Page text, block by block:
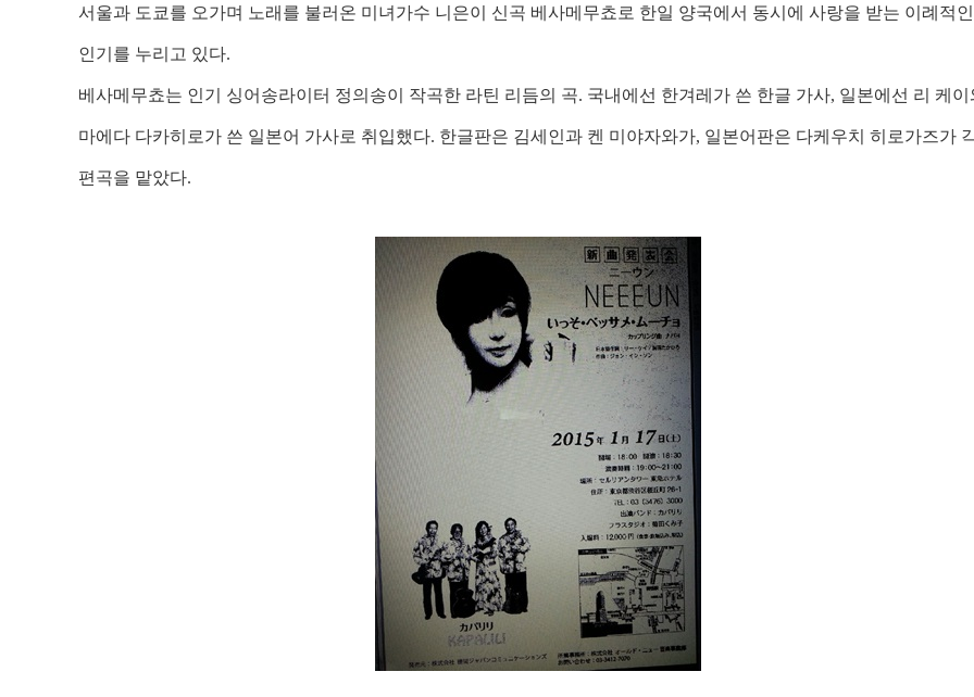
서울과 도쿄를 오가며 노래를 불러온 미녀가수 니은이 신곡 베사메무쵸로 한일 양국에서 동시에 사랑을 받는 이례적인
인기를 누리고 있다.
베사메무쵸는 인기 싱어송라이터 정의송이 작곡한 라틴 리듬의 곡. 국내에선 한겨레가 쓴 한글 가사, 일본에선 리 케이
마에다 다카히로가 쓴 일본어 가사로 취입했다. 한글판은 김세인과 켄 미야자와가, 일본어판은 다케우치 히로가즈가
편곡을 맡았다.